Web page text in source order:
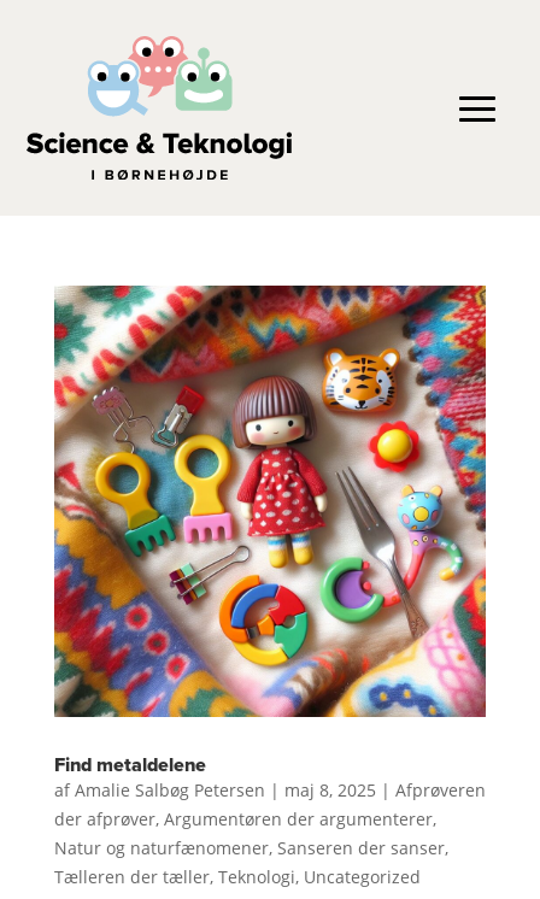
Find metaldelene
afAmalie Salbøg Petersen | maj 8, 2025 | Afprøveren
der afprøver, Argumentøren der argumenterer,
Natur og naturfænomener, Sanseren der sanser,
Tælleren der tæller, Teknologi, Uncategorized